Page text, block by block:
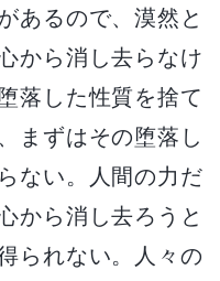
あるので、漠然と
から消し去らなけ
落した性質を捨て
まずはその堕落し
ない。人間の力だ
から消し去ろうと
られない。人々の